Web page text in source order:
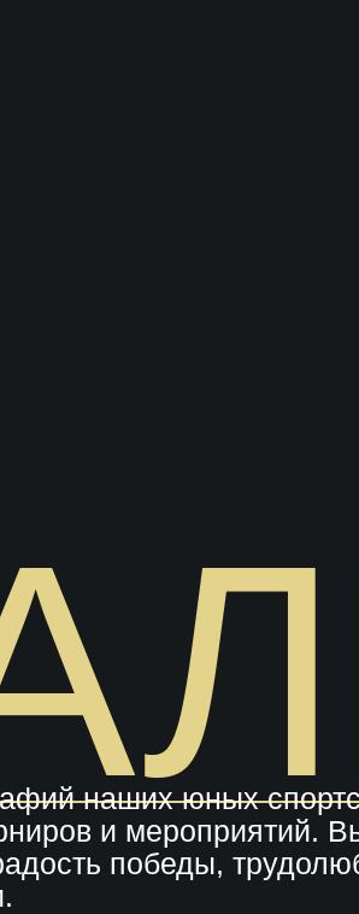
наших юных
и мероприятий.
победы,